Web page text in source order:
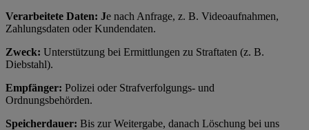
Verarbeitete Daten: Je nach Anfrage, z. B. Videoaufnahmen,
Zahlungsdaten oder Kundendaten.
Zweck: Unterstützung bei Ermittlungen zu Straftaten (z. B.
Diebstahl).
Empfänger: Polizei oder Strafverfolgungs- und
Ordnungsbehörden.
Speicherdauer: Bis zur Weitergabe, danach Löschung bei uns